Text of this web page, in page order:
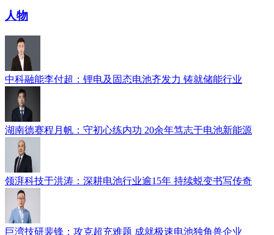
人物
中科融能李付超：锂电及固态电池齐发力 铸就储能行业
湖南德赛程月帆：守初心练内功 20余年笃志于电池新能源
领湃科技于洪涛：深耕电池行业逾15年 持续蜕变书写传奇
巨湾技研裴锋：攻克超充难题 成就极速电池独角兽企业